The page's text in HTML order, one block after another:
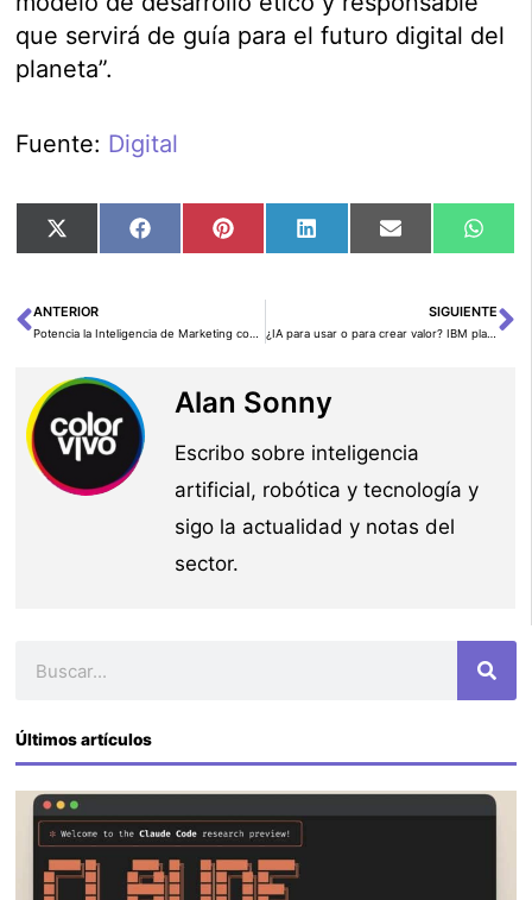
que servirá de guía para el futuro digital del
planeta”.
Fuente: Digital
Compartir
en
X
Compartir
en
FacebookCompartir
en
PinterestCompartir
en
LinkedInCompartir
en
Email
en
Ant
ANTERIOR SIGUIENTE
Alan Sonny
Escribo sobre inteligencia
artificial, robótica y tecnología y
sigo la actualidad y notas del
sector.
Últimos artículos